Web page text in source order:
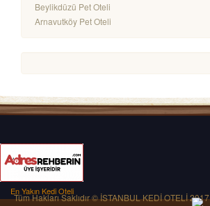
Beylikdüzü Pet Oteli
Arnavutköy Pet Oteli
En Yakın Kedi Oteli
Tüm Hakları Saklıdır © İSTANBUL KEDİ OTELİ 2017